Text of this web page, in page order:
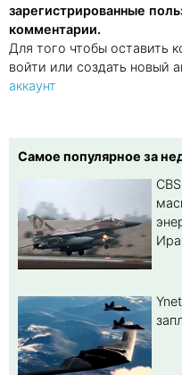
зарегистрированные
комментарии.
Для того чтобы оставить
войти или создать новый
аккаунт
Самое популярное за